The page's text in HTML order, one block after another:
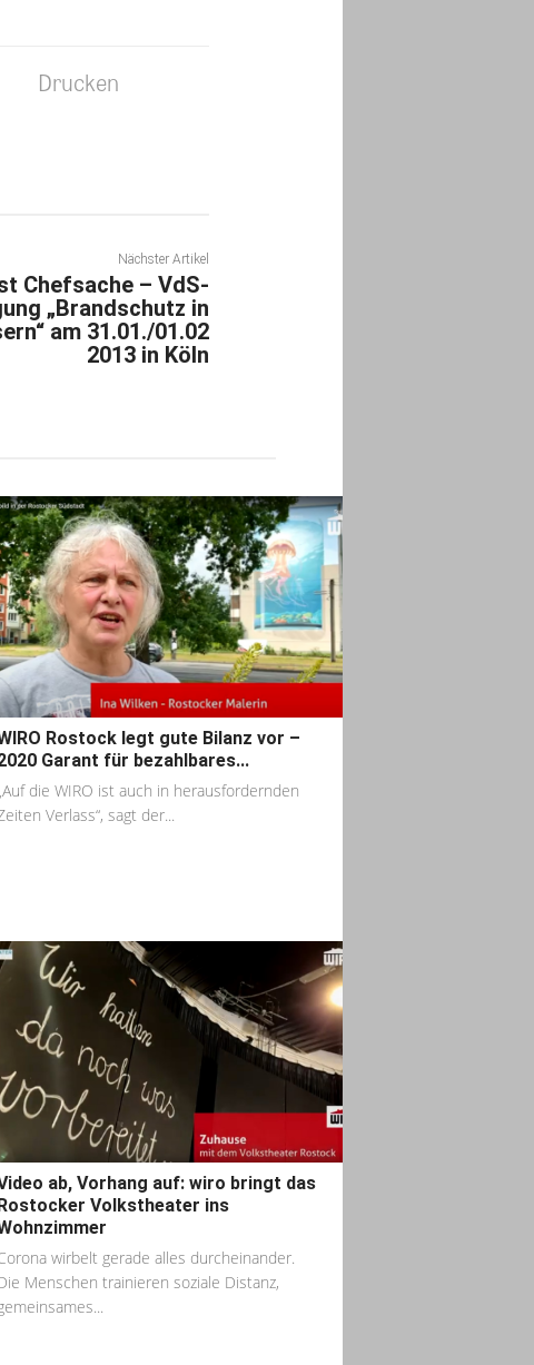
Drucken
Nächster Artikel
Chefsache – VdS-
„Brandschutz in
am 31.01./01.02
2013 in Köln
Rostock legt gute Bilanz vor –
Garant für bezahlbares...
„Auf die WIRO ist auch in herausfordernden
Verlass“, sagt der...
ab, Vorhang auf: wiro bringt das
Volkstheater ins
wirbelt gerade alles durcheinander.
Menschen trainieren soziale Distanz,